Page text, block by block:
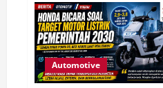
Warna
Baju
untuk
Kulit
Sawo
Matang
agar
Wajah
Terlihat
Automotive